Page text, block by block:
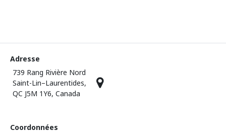
Adresse
739 Rang Rivière Nord
Saint-Lin–Laurentides,
QC J5M 1Y6, Canada
Coordonnées